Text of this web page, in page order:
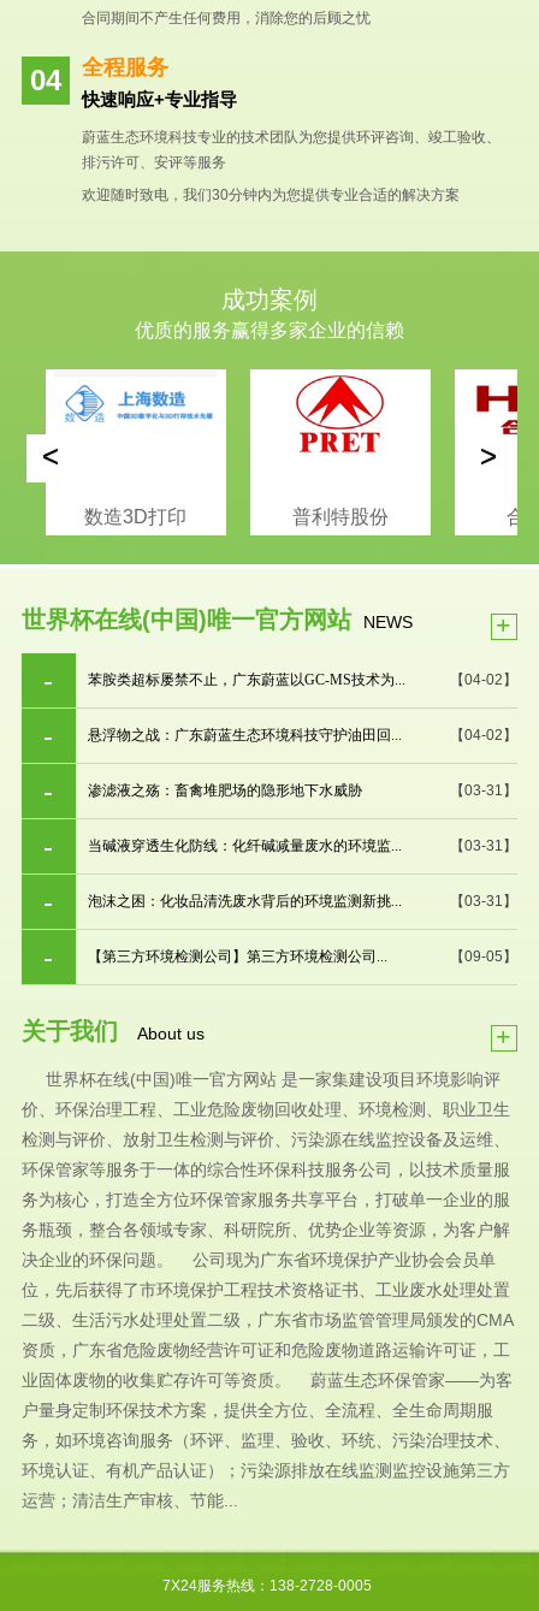
合同期间不产生任何费用，消除您的后顾之忧
全程服务
快速响应+专业指导
蔚蓝生态环境科技专业的技术团队为您提供环评咨询、竣工验收、
排污许可、安评等服务
欢迎随时致电，我们30分钟内为您提供专业合适的解决方案
成功案例
优质的服务赢得多家企业的信赖
数造3D打印 普利特股份 合
< >
世界杯在线(中国)唯一官方网站 NEWS +
【04-02】
苯胺类超标屡禁不止，广东蔚蓝以GC-MS技术为...
【04-02】
悬浮物之战：广东蔚蓝生态环境科技守护油田回...
【03-31】
渗滤液之殇：畜禽堆肥场的隐形地下水威胁
【03-31】
当碱液穿透生化防线：化纤碱减量废水的环境监...
【03-31】
泡沫之困：化妆品清洗废水背后的环境监测新挑...
【09-05】
【第三方环境检测公司】第三方环境检测公司...
关于我们 About us +
世界杯在线(中国)唯一官方网站 是一家集建设项目环境影响评
价、环保治理工程、工业危险废物回收处理、环境检测、职业卫生
检测与评价、放射卫生检测与评价、污染源在线监控设备及运维、
环保管家等服务于一体的综合性环保科技服务公司，以技术质量服
务为核心，打造全方位环保管家服务共享平台，打破单一企业的服
务瓶颈，整合各领域专家、科研院所、优势企业等资源，为客户解
决企业的环保问题。 公司现为广东省环境保护产业协会会员单
位，先后获得了市环境保护工程技术资格证书、工业废水处理处置
二级、生活污水处理处置二级，广东省市场监管管理局颁发的CMA
资质，广东省危险废物经营许可证和危险废物道路运输许可证，工
业固体废物的收集贮存许可等资质。 蔚蓝生态环保管家——为客
户量身定制环保技术方案，提供全方位、全流程、全生命周期服
务，如环境咨询服务（环评、监理、验收、环统、污染治理技术、
环境认证、有机产品认证）；污染源排放在线监测监控设施第三方
运营；清洁生产审核、节能...
7X24服务热线：138-2728-0005